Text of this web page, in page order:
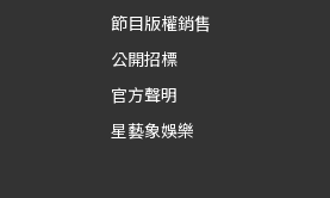
節目版權銷售
公開招標
官方聲明
星藝象娛樂